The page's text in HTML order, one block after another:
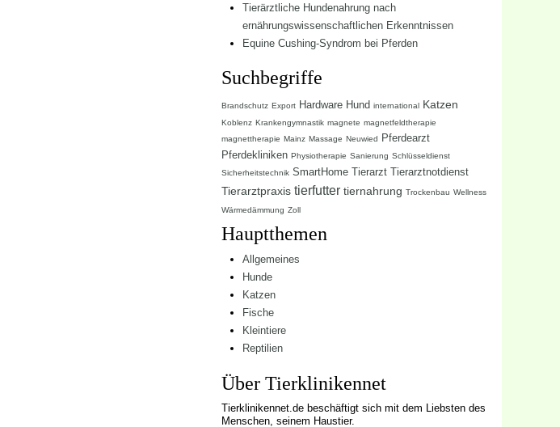
Tierärztliche Hundenahrung nach
ernährungswissenschaftlichen Erkenntnissen
Equine Cushing-Syndrom bei Pferden
Suchbegriffe
Brandschutz Export Hardware Hund international Katzen
Koblenz Krankengymnastik magnete magnetfeldtherapie
magnettherapie Mainz Massage Neuwied
Pferdearzt
Pferdekliniken Physiotherapie Sanierung Schlüsseldienst
Sicherheitstechnik SmartHome Tierarzt Tierarztnotdienst
Tierarztpraxis tierfutter tiernahrung Trockenbau Wellness
Wärmedämmung Zoll
Hauptthemen
Allgemeines
Hunde
Katzen
Fische
Kleintiere
Reptilien
Über Tierklinikennet
Tierklinikennet.de beschäftigt sich mit dem Liebsten des
Menschen, seinem Haustier.